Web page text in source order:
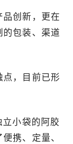
创新，更在
包装、渠道
，目前已形
小袋的阿胶
携、定量、